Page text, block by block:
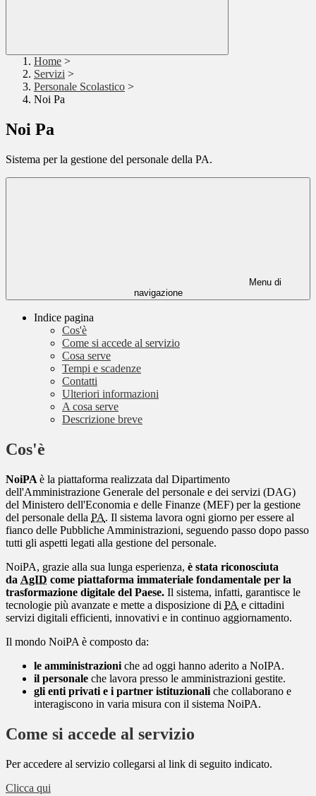
Home >
Servizi >
Personale Scolastico >
Noi Pa
Noi Pa
Sistema per la gestione del personale della PA.
Menu di
navigazione
Indice pagina
Cos'è
Come si accede al servizio
Cosa serve
Tempi e scadenze
Contatti
Ulteriori informazioni
A cosa serve
Descrizione breve
Cos'è
NoiPA è la piattaforma realizzata dal Dipartimento
dell'Amministrazione Generale del personale e dei servizi (DAG)
del Ministero dell'Economia e delle Finanze (MEF) per la gestione
del personale della PA. Il sistema lavora ogni giorno per essere al
fianco delle Pubbliche Amministrazioni, seguendo passo dopo passo
tutti gli aspetti legati alla gestione del personale.
NoiPA, grazie alla sua lunga esperienza, è stata riconosciuta
da AgID come piattaforma immateriale fondamentale per la
trasformazione digitale del Paese. Il sistema, infatti, garantisce le
tecnologie più avanzate e mette a disposizione di PA e cittadini
servizi digitali efficienti, innovativi e in continuo aggiornamento.
Il mondo NoiPA è composto da:
le amministrazioni che ad oggi hanno aderito a NoIPA.
il personale che lavora presso le amministrazioni gestite.
gli enti privati e i partner istituzionali che collaborano e
interagiscono in varia misura con il sistema NoiPA.
Come si accede al servizio
Per accedere al servizio collegarsi al link di seguito indicato.
Clicca qui